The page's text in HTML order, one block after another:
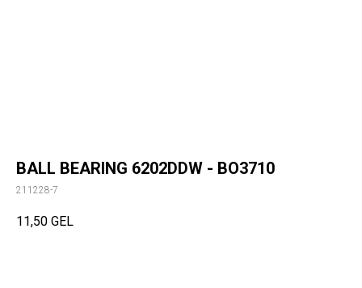
BALL BEARING 6202DDW - BO3710
211228-7
11,50 GEL